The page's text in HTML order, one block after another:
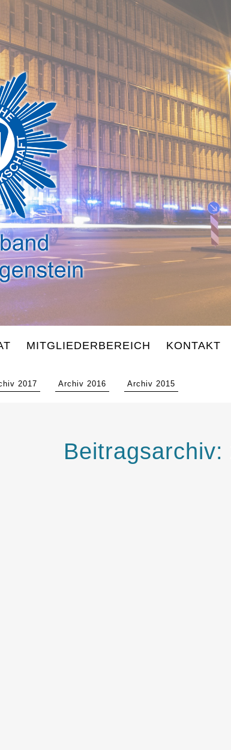
MITGLIEDERBEREICH KONTAKT
2017 Archiv 2016 Archiv 2015
Beitragsarchiv: